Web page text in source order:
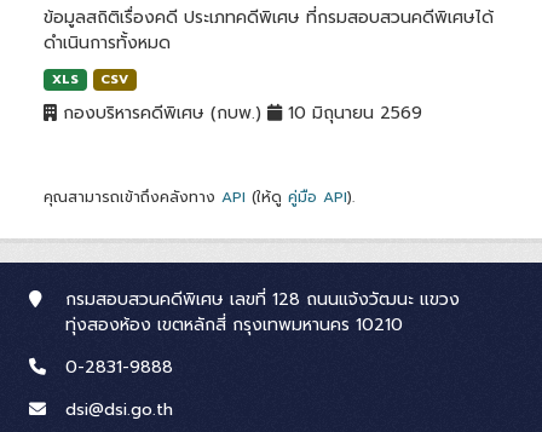
ข้อมูลสถิติเรื่องคดี ประเภทคดีพิเศษ ที่กรมสอบสวนคดีพิเศษได้
ดำเนินการทั้งหมด
XLS CSV
กองบริหารคดีพิเศษ (กบพ.) 10 มิถุนายน 2569
คุณสามารถเข้าถึงคลังทาง API (ให้ดู คู่มือ API).
กรมสอบสวนคดีพิเศษ เลขที่ 128 ถนนแจ้งวัฒนะ แขวง
ทุ่งสองห้อง เขตหลักสี่ กรุงเทพมหานคร 10210
0-2831-9888
dsi@dsi.go.th